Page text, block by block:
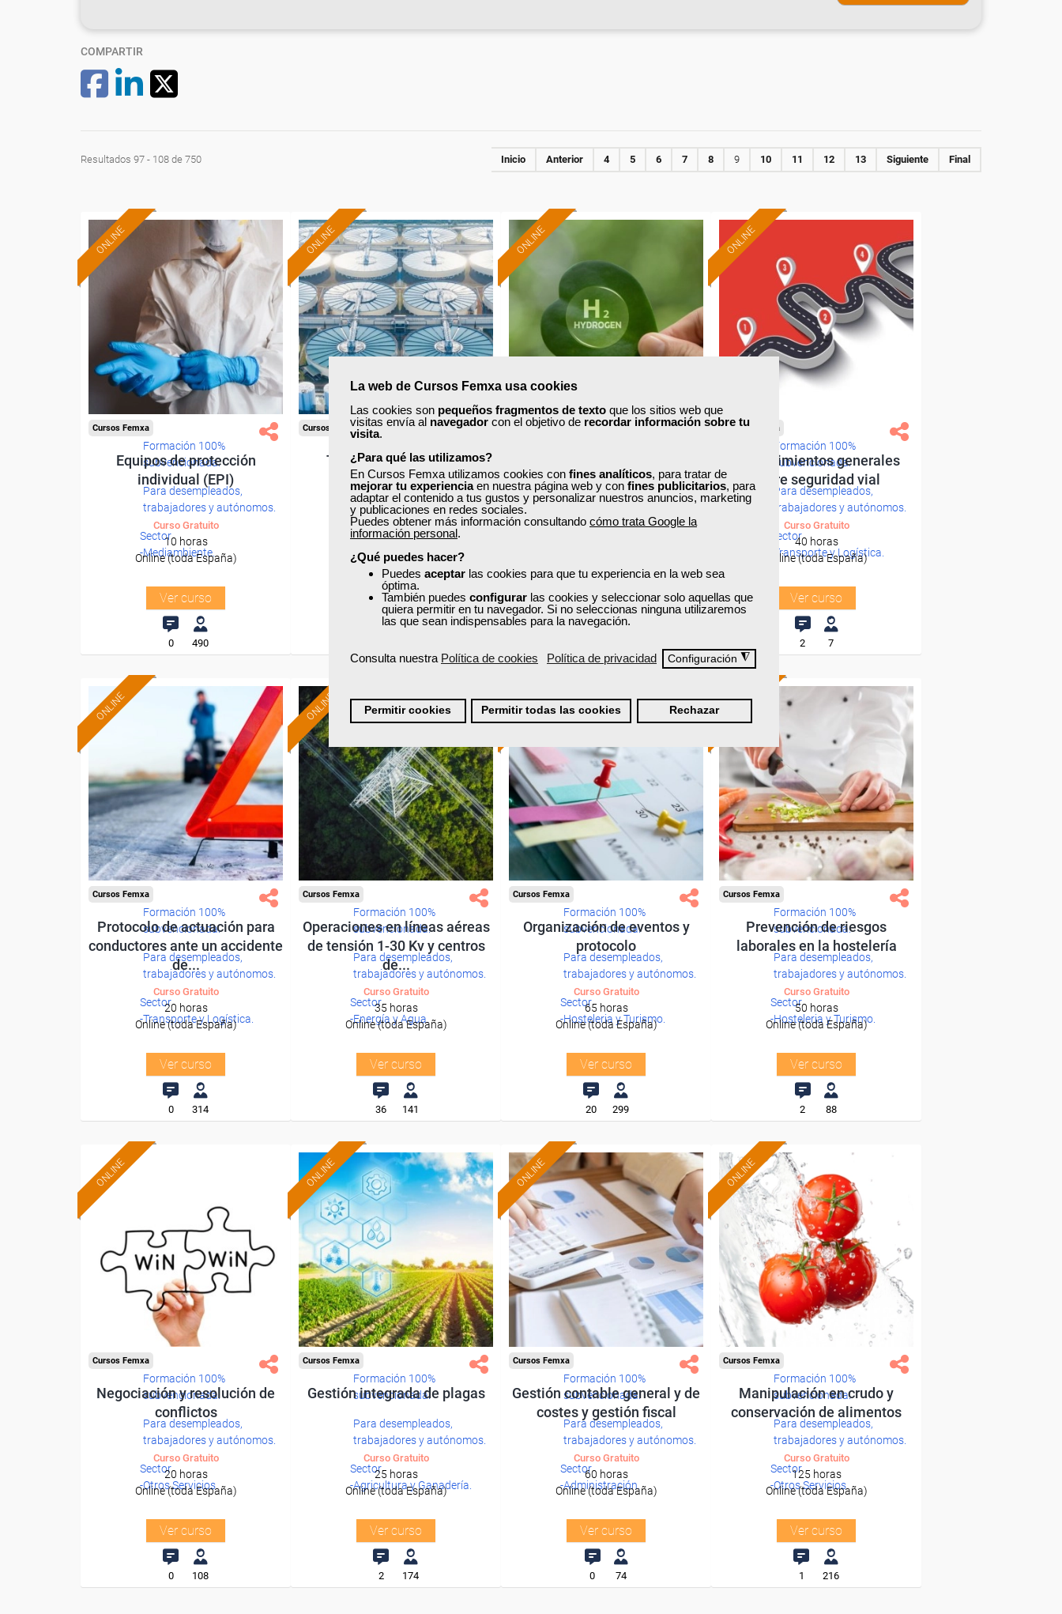
La web de Cursos Femxa usa cookies
Las cookies son pequeños fragmentos de texto que los sitios web que
visitas envía al navegador con el objetivo de recordar información sobre tu
visita.
¿Para qué las utilizamos?
En Cursos Femxa utilizamos cookies con fines analíticos, para tratar de
mejorar tu experienciaen nuestra página web y con fines publicitarios, para
adaptar el contenido a tus gustos y personalizar nuestros anuncios, marketing
y publicaciones en redes sociales.
Puedes obtener más información consultando cómo trata Google la
información personal.
¿Qué puedes hacer?
Puedes aceptar las cookies para que tu experiencia en la web sea
óptima.
También puedes configurar las cookies y seleccionar solo aquellas que
quiera permitir en tu navegador. Si no seleccionas ninguna utilizaremos
las que sean indispensables para la navegación.
Consulta nuestra Política de cookies Política de privacidad Configuración ◮
Permitir cookies Permitir todas las cookies Rechazar
COMPARTIR
Resultados 97 - 108 de 750 Inicio Anterior 4 5 6 7 8 9 10 11 12 13 Siguiente Final
ONLINE
Formación 100%
subvencionada.
Para desempleados,
trabajadores y autónomos.
Sector
-Mediambiente.
Cursos Femxa
Equipos de protección
individual (EPI)
Curso Gratuito
10 horas
Online (toda España)
Ver curso
0 490
ONLINE
subvencionada.
Para desempleados,
trabajadores y autónomos.
Sector
-Energía y Agua.
Cursos Femxa
Tratamiento de aguas
potables
Curso Gratuito
30 horas
Online (toda España)
Ver curso
ONLINE
Para desempleados,
trabajadores y autónomos.
Cursos Femxa
almacenaje y aplicaciones del
hidrógeno...
Curso Gratuito
Ver curso
ONLINE
Formación 100%
subvencionada.
Para desempleados,
trabajadores y autónomos.
Sector
-Transporte y Logística.
Cursos Femxa
Procedimientos generales
sobre seguridad vial
Curso Gratuito
40 horas
Online (toda España)
Ver curso
2 7
ONLINE
Formación 100%
subvencionada.
Para desempleados,
trabajadores y autónomos.
Sector
-Transporte y Logística.
Cursos Femxa
Protocolo de actuación para
conductores ante un accidente
de...
Curso Gratuito
20 horas
Online (toda España)
Ver curso
0 314
ONLINE
Formación 100%
subvencionada.
Para desempleados,
trabajadores y autónomos.
Sector
-Energía y Agua.
Cursos Femxa
Operaciones en líneas aéreas
de tensión 1-30 Kv y centros
de...
Curso Gratuito
35 horas
Online (toda España)
Ver curso
36 141
ONLINE
Formación 100%
subvencionada.
Para desempleados,
trabajadores y autónomos.
Sector
-Hosteleria y Turismo.
Cursos Femxa
Organización de eventos y
protocolo
Curso Gratuito
65 horas
Online (toda España)
Ver curso
20 299
ONLINE
Formación 100%
subvencionada.
Para desempleados,
trabajadores y autónomos.
Sector
-Hosteleria y Turismo.
Cursos Femxa
Prevención de riesgos
laborales en la hostelería
Curso Gratuito
50 horas
Online (toda España)
Ver curso
2 88
ONLINE
Formación 100%
subvencionada.
Para desempleados,
trabajadores y autónomos.
Sector
-Otros Servicios.
Cursos Femxa
Negociación y resolución de
conflictos
Curso Gratuito
20 horas
Online (toda España)
Ver curso
0 108
ONLINE
Formación 100%
subvencionada.
Para desempleados,
trabajadores y autónomos.
Sector
-Agricultura y Ganadería.
Cursos Femxa
Gestión integrada de plagas
Curso Gratuito
25 horas
Online (toda España)
Ver curso
2 174
ONLINE
Formación 100%
subvencionada.
Para desempleados,
trabajadores y autónomos.
Sector
-Administración.
Cursos Femxa
Gestión contable general y de
costes y gestión fiscal
Curso Gratuito
60 horas
Online (toda España)
Ver curso
0 74
ONLINE
Formación 100%
subvencionada.
Para desempleados,
trabajadores y autónomos.
Sector
-Otros Servicios.
Cursos Femxa
Manipulación en crudo y
conservación de alimentos
Curso Gratuito
125 horas
Online (toda España)
Ver curso
1 216